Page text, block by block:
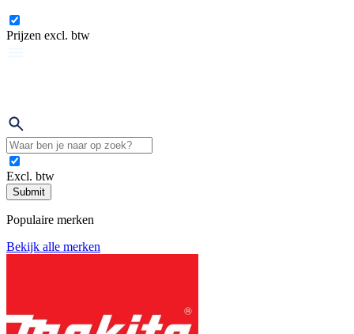
Prijzen excl. btw
Excl. btw
Submit
Populaire merken
Bekijk alle merken